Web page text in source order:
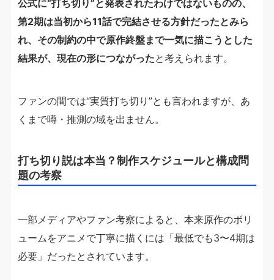
公式に“打ち切り”と発表されたわけではないものの、
第2期は当初から11話で完結させる方針だったとみら
れ、その制約の中で原作終盤まで一気に描こうとした
結果が、現在の形につながったと考えられます。
ファンの間では“実質打ち切り”とも言われますが、あ
くまで噂・推測の域を出ません。
打ち切り説は本当？制作スケジュールと構成問
題の考察
一部メディアやファン考察によると、本来原作のボリ
ュームをアニメで丁寧に描くには「最低でも3〜4期は
必要」だったとされています。